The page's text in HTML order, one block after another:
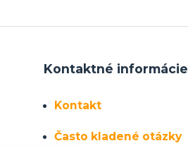
Kontaktné informácie
Kontakt
Často kladené otázky